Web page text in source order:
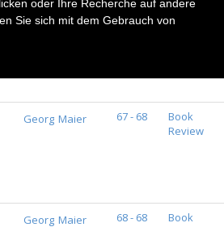
Page
Journal
Georg Maier 67 - 68
Book
Review
Georg Maier 68 - 68
Book
oder Ihre Recherche auf andere
Sie sich mit dem Gebrauch von